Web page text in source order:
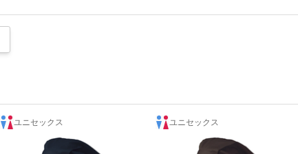
ユニセックス ユニセックス